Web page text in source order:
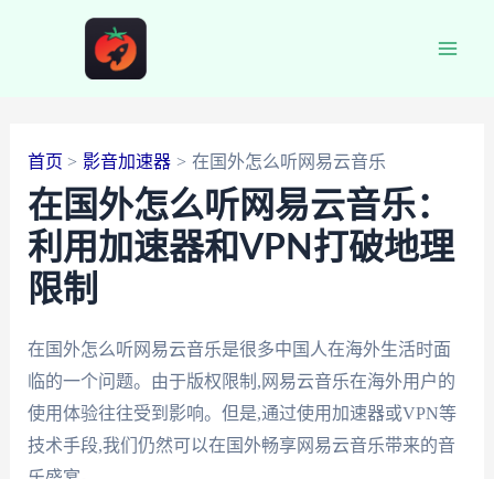
首页 影音加速器 在国外怎么听网易云音乐
在国外怎么听网易云音乐：
利用加速器和VPN打破地理
限制
在国外怎么听网易云音乐是很多中国人在海外生活时面
临的一个问题。由于版权限制,网易云音乐在海外用户的
使用体验往往受到影响。但是,通过使用加速器或VPN等
技术手段,我们仍然可以在国外畅享网易云音乐带来的音